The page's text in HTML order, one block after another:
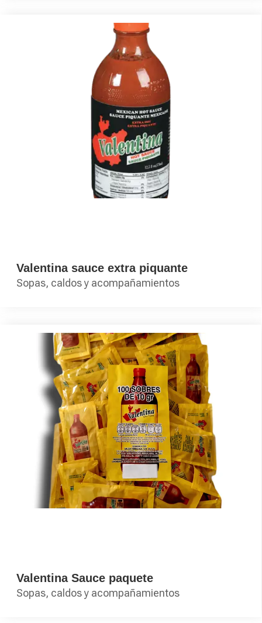
Valentina sauce extra piquante
Sopas, caldos y acompañamientos
Valentina Sauce paquete
Sopas, caldos y acompañamientos